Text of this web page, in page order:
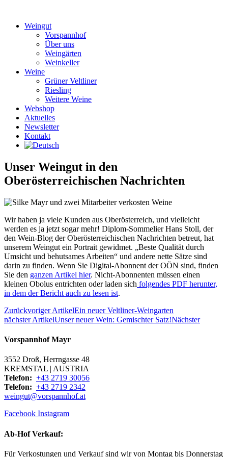
springenWeingut
Vorspannhof
Über uns
Weingärten
Weinkeller
Weine
Grüner Veltliner
Riesling
Weitere Weine
Webshop
Aktuelles
Newsletter
Kontakt
Unser Weingut in den
Oberösterreichischen Nachrichten
Wir haben ja viele Kunden aus Oberösterreich, und vielleicht
werden es ja jetzt sogar mehr! Diplom-Sommelier Hans Stoll, der
den Wein-Blog der Oberösterreichischen Nachrichten betreut, hat
unserem Weingut ein Portrait gewidmet. „Beste Qualität durch
Umsicht und behutsames Arbeiten“ und andere nette Sätze sind
darin zu finden. Wenn Sie Digital-Abonnent der OÖN sind, finden
Sie den ganzen Artikel hier. Nicht-Abonnenten müssen einen
kleinen Obolus entrichten oder laden sich folgendes PDF herunter,
in dem der Bericht auch zu lesen ist.
Zurückvoriger ArtikelEin neuer Veltliner-Weingarten
nächster ArtikelUnser neuer Wein: Gemischter Satz!Nächster
Vorspannhof Mayr
3552 Droß, Herrngasse 48
KREMSTAL | AUSTRIA
Telefon: +43 2719 30056
Telefon: +43 2719 2342
weingut@vorspannhof.at
Facebook Instagram
Ab-Hof Verkauf:
Für Verkostungen und Verkauf sind wir von Montag bis Donnerstag